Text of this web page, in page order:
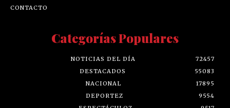
CONTACTO
Categorías Populares
NOTICIAS DEL DÍA
72457
DESTACADOS
55083
NACIONAL
17895
DEPORTEZ
9554